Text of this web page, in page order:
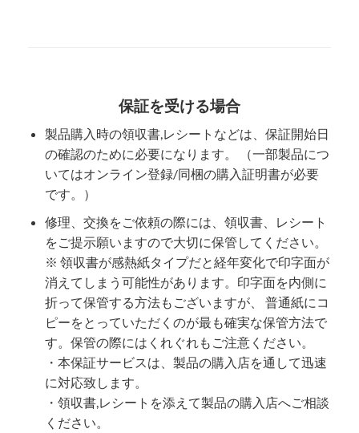
保証を受ける場合
製品購入時の領収書,レシートなどは、保証開始日
の確認のために必要になります。 （一部製品につ
いてはオンライン登録/同梱の購入証明書が必要
です。）
修理、交換をご依頼の際には、領収書、レシート
をご提示願いますので大切に保管してください。
※ 領収書が感熱紙タイプだと経年変化で印字面が
消えてしまう可能性があります。印字面を内側に
折って保管する方法もございますが、 普通紙にコ
ピーをとっていただくのが最も確実な保管方法で
す。保管の際にはくれぐれもご注意ください。
・本保証サービスは、製品の購入店を通して迅速
に対応致します。
・領収書,レシートを添えて製品の購入店へご相談
ください。